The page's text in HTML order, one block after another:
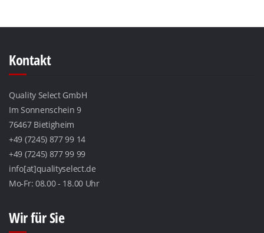
Kontakt
Quality Select GmbH
Im Sonnenschein 9
76467 Bietigheim
+49 (7245) 877 99 14
+49 (7245) 877 99 99
info[at]qualityselect.de
Mo-Fr: 08.00 - 18.00 Uhr
Wir für Sie